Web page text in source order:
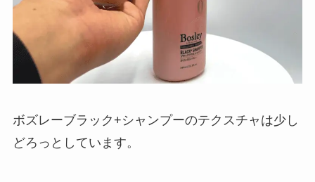
ボズレーブラック+シャンプーのテクスチャは少し
どろっとしています。